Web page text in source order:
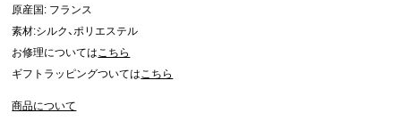
原産国: フランス
素材:シルク、ポリエステル
お修理についてはこちら
ギフトラッピングついてはこちら
商品について